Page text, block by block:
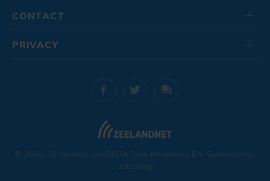
CONTACT
© 2026 . Onderdeel van DELTA Fiber Nederland B.V. Geniet van je
zaterdag!
PRIVACY